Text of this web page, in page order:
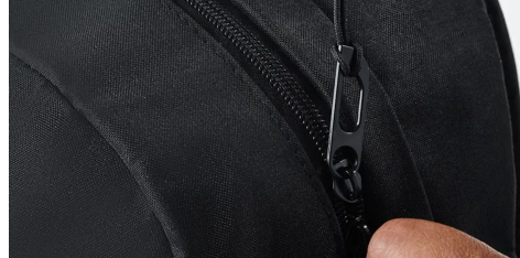
BOLSAS
Categorias
Bolsa de Ombro
Bolsa Transversal
Bolsa De Mão
Shoulder Bag
Bolsa Mochila
Pastas
Ver Todos
Linhas
Linha Maternidade
Linha Leather